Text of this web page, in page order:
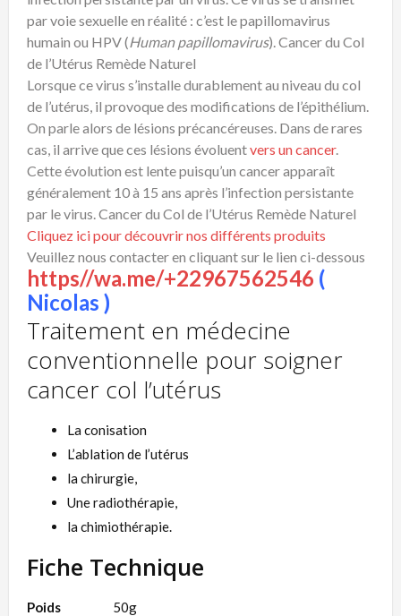
par voie sexuelle en réalité : c’est le papillomavirus
humain ou HPV (Human papillomavirus). Cancer du Col
de l’Utérus Remède Naturel
Lorsque ce virus s’installe durablement au niveau du col
de l’utérus, il provoque des modifications de l’épithélium.
On parle alors de lésions précancéreuses. Dans de rares
cas, il arrive que ces lésions évoluentvers un cancer.
Cette évolution est lente puisqu’un cancer apparaît
généralement 10 à 15 ans après l’infection persistante
par le virus. Cancer du Col de l’Utérus Remède Naturel
Cliquez ici pour découvrir nos différents produits
Veuillez nous contacter en cliquant sur le lien ci-dessous
https//wa.me/+22967562546 (
Nicolas )
Traitement en médecine
conventionnelle pour soigner
cancer col l’utérus
La conisation
L’ablation de l’utérus
la chirurgie,
Une radiothérapie,
la chimiothérapie.
Fiche Technique
Poids
50g